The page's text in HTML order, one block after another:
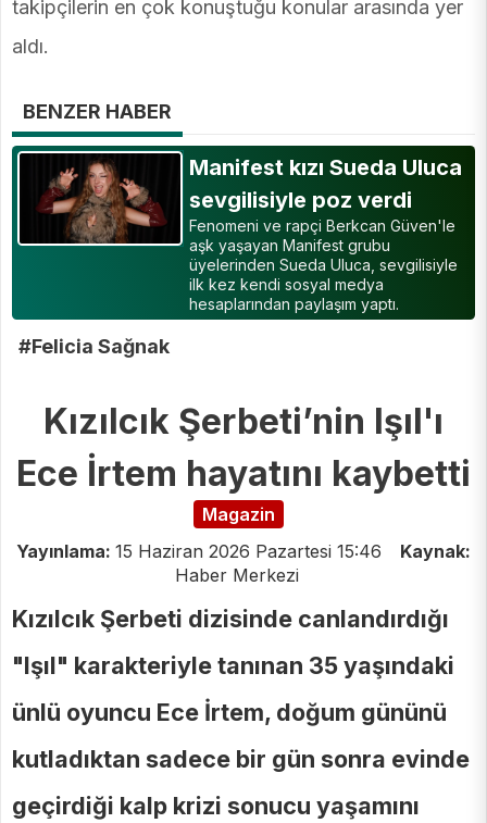
takipçilerin en çok konuştuğu konular arasında yer
aldı.
BENZER HABER
Manifest kızı Sueda Uluca
sevgilisiyle poz verdi
Fenomeni ve rapçi Berkcan Güven'le
aşk yaşayan Manifest grubu
üyelerinden Sueda Uluca, sevgilisiyle
ilk kez kendi sosyal medya
hesaplarından paylaşım yaptı.
#Felicia Sağnak
Kızılcık Şerbeti’nin Işıl'ı
Ece İrtem hayatını kaybetti
Magazin
Yayınlama: 15 Haziran 2026 Pazartesi 15:46
Kaynak:
Haber Merkezi
Kızılcık Şerbeti dizisinde canlandırdığı
"Işıl" karakteriyle tanınan 35 yaşındaki
ünlü oyuncu Ece İrtem, doğum gününü
kutladıktan sadece bir gün sonra evinde
geçirdiği kalp krizi sonucu yaşamını